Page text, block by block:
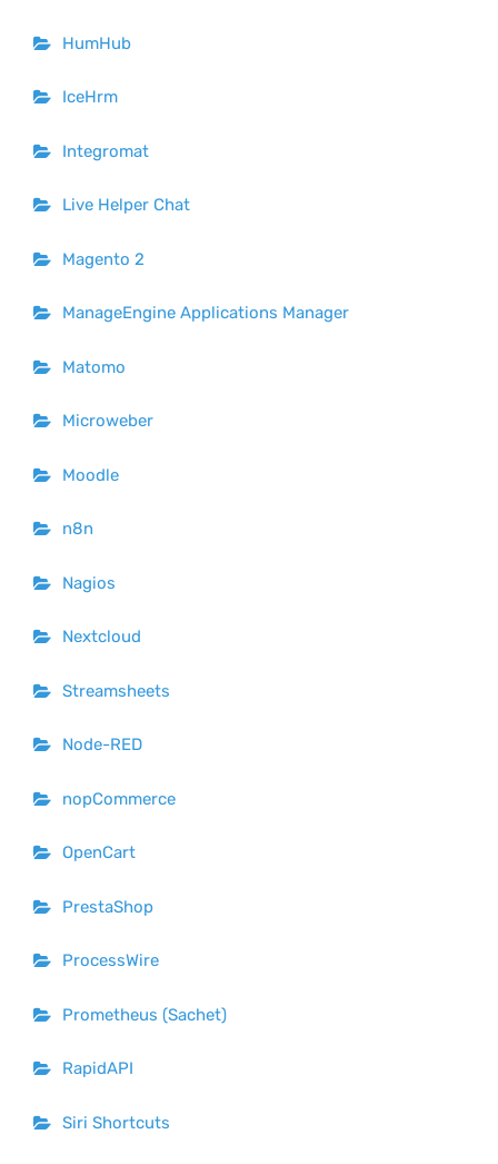
HumHub
IceHrm
Integromat
Live Helper Chat
Magento 2
ManageEngine Applications Manager
Matomo
Microweber
Moodle
n8n
Nagios
Nextcloud
Streamsheets
Node-RED
nopCommerce
OpenCart
PrestaShop
ProcessWire
Prometheus (Sachet)
RapidAPI
Siri Shortcuts